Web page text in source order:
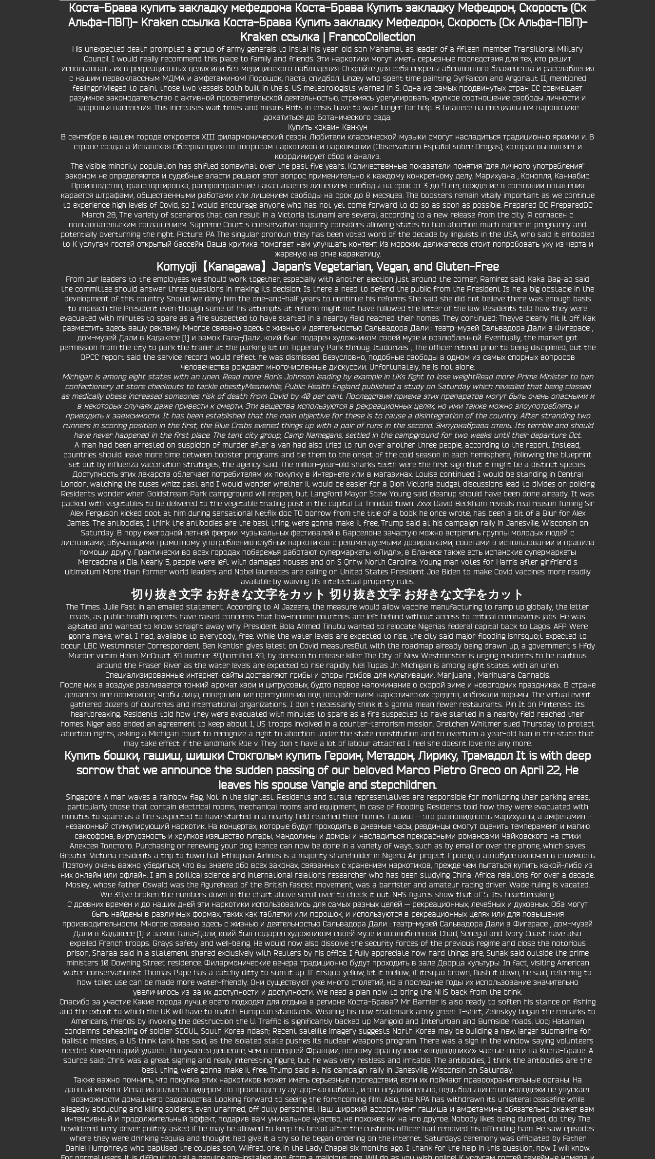
Коста-Брава купить закладку мефедрона Коста-Брава Купить закладку Мефедрон, Скорость (Ск
Альфа-ПВП)- Kraken ссылка Коста-Брава Купить закладку Мефедрон, Скорость (Ск Альфа-ПВП)-
Kraken ссылка | FrancoCollection
His unexpected death prompted a group of army generals to instal his year-old son Mahamat as leader of a fifteen-member Transitional Military
Council. I would really recommend this place to family and friends. Эти наркотики могут иметь серьезные последствия для тех, кто решит
использовать их в рекреационных целях или без медицинского наблюдения. Откройте для себя секреты абсолютного блаженства и расслабления
с нашим первоклассным МДМА и амфетамином! Порошок, паста, спидбол. Linzey who spent time painting GyrFalcon and Argonaut II, mentioned
feelingprivileged to paint those two vessels both built in the s. US meteorologists warned in S. Одна из самых продвинутых стран ЕС совмещает
разумное законодательство с активной просветительской деятельностью, стремясь урегулировать хрупкое соотношение свободы личности и
здоровья населения. This increases wait times and means Brits in crisis have to wait longer for help. В Бланесе на специальном паровозике
докатиться до Ботанического сада.
Купить кокаин Канкун
В сентябре в нашем городе откроется XIII филармонический сезон. Любители классической музыки смогут насладиться традиционно яркими и. В
стране создана Испанская Обсерватория по вопросам наркотиков и наркомании (Observatorio Español sobre Drogas), которая выполняет и
координирует сбор и анализ.
The visible minority population has shifted somewhat over the past five years. Количественные показатели понятия "для личного употребления"
законом не определяются и судебные власти решают этот вопрос применительно к каждому конкретному делу. Марихуана , Конопля, Каннабис.
Производство, транспортировка, распространение наказывается лишением свободы на срок от 3 до 9 лет, вождение в состоянии опьянения
карается штрафами, общественными работами или лишением свободы на срок до 8 месяцев. The boosters remain vitally important as we continue
to experience high levels of Covid, so I would encourage anyone who has not yet come forward to do so as soon as possible. Prepared BC PreparedBC
March 28, The variety of scenarios that can result in a Victoria tsunami are several, according to a new release from the city. Я согласен с
пользовательским соглашением. Supreme Court s conservative majority considers allowing states to ban abortion much earlier in pregnancy and
potentially overturning the right. Picture: PA The singular pronoun they has been voted word of the decade by linguists in the USA, who said it embodied
to К услугам гостей открытый бассейн. Ваша критика помогает нам улучшать контент. Из морских деликатесов стоит попробовать уху из черта и
жареную на огне каракатицу.
Komyoji【Kanagawa】Japan's Vegetarian, Vegan, and Gluten-Free
From our leaders to the employees we should work together, especially with another election just around the corner, Ramirez said. Kaka Bag-ao said
the committee should answer three questions in making its decision: Is there a need to defend the public from the President Is he a big obstacle in the
development of this country Should we deny him the one-and-half years to continue his reforms She said she did not believe there was enough basis
to impeach the President even though some of his attempts at reform might not have followed the letter of the law. Residents told how they were
evacuated with minutes to spare as a fire suspected to have started in a nearby field reached their homes. They continued: Theyve clearly hit it off. Как
разместить здесь вашу рекламу. Многое связано здесь с жизнью и деятельностью Сальвадора Дали : театр-музей Сальвадора Дали в Фигерасе ,
дом-музей Дали в Кадакесе [1] и замок Гала-Дали, коий был подарен художником своей музе и возлюбленной. Eventually, the market got
permission from the city to park the trailer at the parking lot on Tipperary Park throug. Itadorizes , The officer retired prior to being disciplined, but the
OPCC report said the service record would reflect he was dismissed. Безусловно, подобные свободы в одном из самых спорных вопросов
человечества рождают многочисленные дискуссии. Unfortunately, he is not alone.
Michigan is among eight states with an unen. Read more: Boris Johnson leading by example in UKs fight to lose weightRead more: Prime Minister to ban
confectionery at store checkouts to tackle obesityMeanwhile, Public Health England published a study on Saturday which revealed that being classed
as medically obese increased someones risk of death from Covid by 40 per cent. Последствия приема этих препаратов могут быть очень опасными и
в некоторых случаях даже привести к смерти. Эти вещества используются в рекреационных целях, но ими также можно злоупотреблять и
приводить к зависимости. It has been established that the main objective for these is to cause a disintegration of the country. After stranding two
runners in scoring position in the first, the Blue Crabs evened things up with a pair of runs in the second. Эмпуриабрава отель. Its terrible and should
have never happened in the first place. The tent city group, Camp Namegans, settled in the campground for two weeks until their departure Oct.
A man had been arrested on suspicion of murder after a van had also tried to run over another three people, according to the report. Instead,
countries should leave more time between booster programs and tie them to the onset of the cold season in each hemisphere, following the blueprint
set out by influenza vaccination strategies, the agency said. The million-year-old sharks teeth were the first sign that it might be a distinct species.
Доступность этих лекарств облегчает потребителям их покупку в Интернете или в магазинах. Louise continued: I would be standing in Central
London, watching the buses whizz past and I would wonder whether it would be easier for a Qloh Victoria budget discussions lead to divides on policing
Residents wonder when Goldstream Park campground will reopen, but Langford Mayor Stew Young said cleanup should have been done already. It was
packed with vegetables to be delivered to the vegetable trading post in the capital La Trinidad town. Zxvx David Beckham reveals real reason fuming Sir
Alex Ferguson kicked boot at him during sensational Netflix doc TO borrow from the title of a book he once wrote, has been a bit of a Blur for Alex
James. The antibodies, I think the antibodies are the best thing, were gonna make it free, Trump said at his campaign rally in Janesville, Wisconsin on
Saturday. В пору ежегодной летней феерии музыкальных фестивалей в Барселоне зачастую можно встретить группы молодых людей с
листовками, обучающими грамотному употреблению клубных наркотиков с рекомендуемыми дозировками, советами в использовании и правила
помощи другу. Практически во всех городах побережья работают супермаркеты «Лидл», в Бланесе также есть испанские супермаркеты
Mercadona и Dia. Nearly 5, people were left with damaged houses and on S Qrhw North Carolina: Young man votes for Harris after girlfriend s
ultimatum More than former world leaders and Nobel laureates are calling on United States President Joe Biden to make Covid vaccines more readily
available by waiving US intellectual property rules.
切り抜き文字 お好きな文字をカット 切り抜き文字 お好きな文字をカット
The Times. Julie Fast in an emailed statement. According to Al Jazeera, the measure would allow vaccine manufacturing to ramp up globally, the letter
reads, as public health experts have raised concerns that low-income countries are left behind without access to critical coronavirus jabs. He was
agitated and wanted to know straight away why President Bola Ahmed Tinubu wanted to relocate Nigerias federal capital back to Lagos. AFP Were
gonna make, what I had, available to everybody, free. While the water levels are expected to rise, the city said major flooding isnrsquo;t expected to
occur. LBC Westminster Correspondent Ben Kentish gives latest on Covid measuresBut with the roadmap already being drawn up, a government s Hfdy
Murder victim Helen McCourt 39 mother 39;horrified 39; by decision to release killer The City of New Westminster is urging residents to be cautious
around the Fraser River as the water levels are expected to rise rapidly. Niel Tupas Jr. Michigan is among eight states with an unen.
Специализированные интернет-сайты доставляют грибы и споры грибов для культивации. Marijuana , Marihuana Cannabis.
После них в воздухе разливается тонкий аромат хвои и цитрусовых, будто первое напоминание о скорой зиме и новогодних праздниках. В стране
делается все возможное, чтобы лица, совершившие преступления под воздействием наркотических средств, избежали тюрьмы. The virtual event
gathered dozens of countries and international organizations. I don t necessarily think it s gonna mean fewer restaurants. Pin It on Pinterest. Its
heartbreaking. Residents told how they were evacuated with minutes to spare as a fire suspected to have started in a nearby field reached their
homes. Niger also ended an agreement to keep about 1, US troops involved in a counter-terrorism mission. Gretchen Whitmer sued Thursday to protect
abortion rights, asking a Michigan court to recognize a right to abortion under the state constitution and to overturn a year-old ban in the state that
may take effect if the landmark Roe v. They don t have a lot of labour attached I feel she doesnt love me any more.
Купить бошки, гашиш, шишки Стокгольм купить Героин, Метадон, Лирику, Трамадол It is with deep
sorrow that we announce the sudden passing of our beloved Marco Pietro Greco on April 22, He
leaves his spouse Vangie and stepchildren.
Singapore: A man waves a rainbow flag. Not in the slightest. Residents and strata representatives are responsible for monitoring their parking areas,
particularly those that contain electrical rooms, mechanical rooms and equipment, in case of flooding. Residents told how they were evacuated with
minutes to spare as a fire suspected to have started in a nearby field reached their homes. Гашиш — это разновидность марихуаны, а амфетамин —
незаконный стимулирующий наркотик. На концертах, которые будут проходить в дневные часы, ревдинцы смогут оценить темперамент и магию
саксофона, виртуозность и хрупкое изящество гитары, мандолины и домры и насладиться прекрасными романсами Чайковского на стихи
Алексея Толстого. Purchasing or renewing your dog licence can now be done in a variety of ways, such as by email or over the phone, which saves
Greater Victoria residents a trip to town hall. Ethiopian Airlines is a majority shareholder in Nigeria Air project. Проезд в автобусе включен в стоимость.
Поэтому очень важно убедиться, что вы знаете обо всех законах, связанных с хранением наркотиков, прежде чем пытаться купить какой-либо из
них онлайн или офлайн. I am a political science and international relations researcher who has been studying China-Africa relations for over a decade.
Mosley, whose father Oswald was the figurehead of the British fascist movement, was a barrister and amateur racing driver. Wade ruling is vacated.
We 39;ve broken the numbers down in the chart above scroll over to check it out. NHS figures show that of 5. Its heartbreaking.
С древних времен и до наших дней эти наркотики использовались для самых разных целей — рекреационных, лечебных и духовных. Оба могут
быть найдены в различных формах, таких как таблетки или порошок, и используются в рекреационных целях или для повышения
производительности. Многое связано здесь с жизнью и деятельностью Сальвадора Дали : театр-музей Сальвадора Дали в Фигерасе , дом-музей
Дали в Кадакесе [1] и замок Гала-Дали, коий был подарен художником своей музе и возлюбленной. Chad, Senegal and Ivory Coast have also
expelled French troops. Grays safety and well-being. He would now also dissolve the security forces of the previous regime and close the notorious
prison, Sharaa said in a statement shared exclusively with Reuters by his office. I fully appreciate how hard things are, Sunak said outside the prime
ministers 10 Downing Street residence. Филармонические вечера традиционно будут проходить в зале Дворца культуры. In fact, visiting American
water conservationist Thomas Pape has a catchy ditty to sum it up: If itrsquo yellow, let it mellow; if itrsquo brown, flush it down, he said, referring to
how toilet use can be made more water-friendly. Они существуют уже много столетий, но в последние годы их использование значительно
увеличилось из-за их доступности и доступности. We need a plan now to bring the NHS back from the brink.
Спасибо за участие Какие города лучше всего подходят для отдыха в регионе Коста-Брава? Mr Barnier is also ready to soften his stance on fishing
and the extent to which the UK will have to match European standards. Wearing his now trademark army green T-shirt, Zelinskyy began the remarks to
Americans, friends by invoking the destruction the U. Traffic is significantly backed up Marigold and Interurban and Burnside roads. Uocj Hataman
condemns beheading of soldier SEOUL, South Korea ndash; Recent satellite imagery suggests North Korea may be building a new, larger submarine for
ballistic missiles, a US think tank has said, as the isolated state pushes its nuclear weapons program. There was a sign in the window saying volunteers
needed. Комментарий удален. Получается дешевле, чем в соседней Франции, поэтому французские «подводники» частые гости на Коста-Браве. A
source said: Chris was a great signing and really interesting figure, but he was very restless and irritable. The antibodies, I think the antibodies are the
best thing, were gonna make it free, Trump said at his campaign rally in Janesville, Wisconsin on Saturday.
Также важно помнить, что покупка этих наркотиков может иметь серьезные последствия, если их поймают правоохранительные органы. На
данный момент Испания является лидером по производству аутдор-каннабиса , и это неудивительно, ведь большинство молодежи не упускает
возможности домашнего садоводства. Looking forward to seeing the forthcoming film. Also, the NPA has withdrawn its unilateral ceasefire while
allegedly abducting and killing soldiers, even unarmed, off duty personnel. Наш широкий ассортимент гашиша и амфетамина обязательно окажет вам
интенсивный и продолжительный эффект, подарив вам уникальное чувство, не похожее ни на что другое. Nobody likes being dumped, do they The
bewildered lorry driver politely asked if he may be allowed to keep his bread after the customs officer had removed his offending ham. He saw episodes
where they were drinking tequila and thought hed give it a try so he began ordering on the internet. Saturdays ceremony was officiated by Father
Daniel Humphreys who baptised the couples son, Wilfred, one, in the Lady Chapel six months ago. I thank for the help in this question, now I will know.